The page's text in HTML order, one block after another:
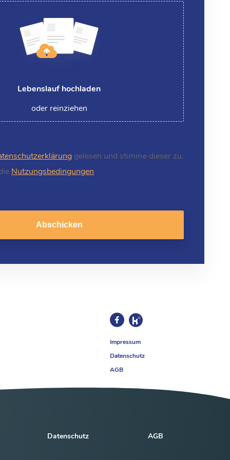
Lebenslauf hochladen
oder reinziehen
gelesen und stimme dieser zu.
Nutzungsbedingungen
Abschicken
Impressum
Datenschutz
AGB
Datenschutz AGB